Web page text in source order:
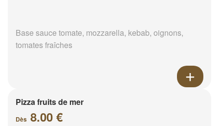
Base sauce tomate, mozzarella, kebab, oignons,
tomates fraîches
Pizza fruits de mer
Dès 8.00 €